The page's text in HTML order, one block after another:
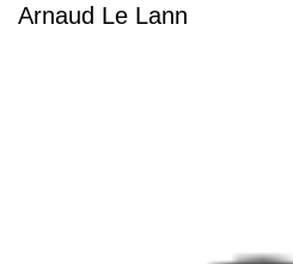
Arnaud Le Lann